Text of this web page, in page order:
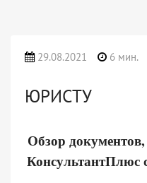
29.08.2021 6 мин.
ЮРИСТУ
Обзор
КонсультантПлюс с